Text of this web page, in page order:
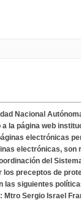
Nacional
la página web
electrónicas
electrónicas,
del
los preceptos de
las siguientes
Mtro Sergio Israel